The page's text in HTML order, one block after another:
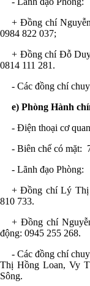
+ Đồng chí
0984 822 037;
+ Đồng chí Đỗ
0814 111 281 .
- Các đồng chí
e) Phòng Hành
- Điện thoại cơ quan
- Biên chế có mặt:
- Lãnh đạo Phòng:
+ Đồng chíLý Thị
810 733.
+ Đồng chí
động: 0945 255 268.
- Các đồng chí
Thị Hồng Loan, Vy
Sông.